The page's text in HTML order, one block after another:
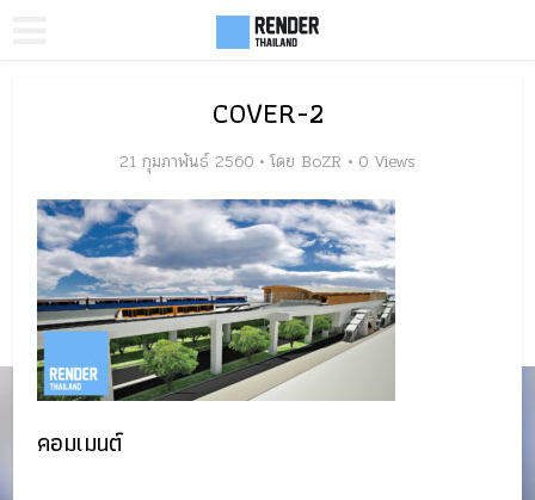
COVER-2
21 กุมภาพันธ์ 2560 โดย BoZR 0 Views
คอมเมนต์